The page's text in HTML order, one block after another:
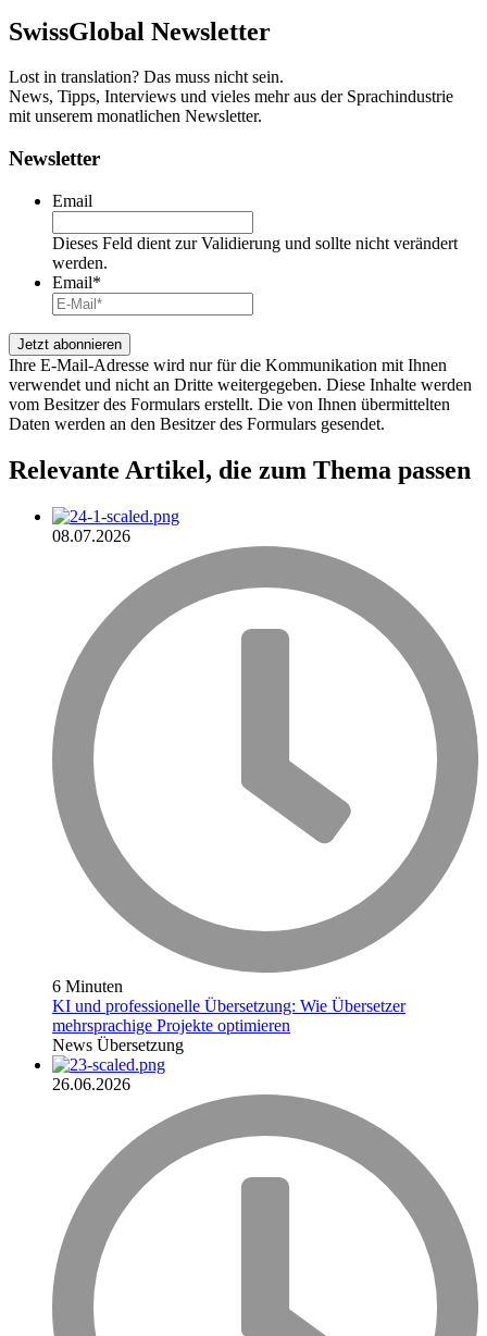
SwissGlobal Newsletter
Lost in translation? Das muss nicht sein.
News, Tipps, Interviews und vieles mehr aus der Sprachindustrie
mit unserem monatlichen Newsletter.
Newsletter
Email
Dieses Feld dient zur Validierung und sollte nicht verändert
werden.
Email*
Ihre E-Mail-Adresse wird nur für die Kommunikation mit Ihnen
verwendet und nicht an Dritte weitergegeben. Diese Inhalte werden
vom Besitzer des Formulars erstellt. Die von Ihnen übermittelten
Daten werden an den Besitzer des Formulars gesendet.
Relevante Artikel, die zum Thema passen
08.07.2026
6 Minuten
KI und professionelle Übersetzung: Wie Übersetzer
mehrsprachige Projekte optimieren
News Übersetzung
26.06.2026